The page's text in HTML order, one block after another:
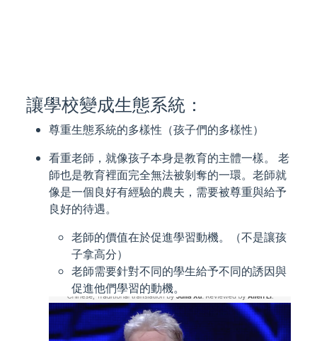
讓學校變成生態系統：
尊重生態系統的多樣性（孩子們的多樣性）
看重老師，就像孩子本身是教育的主體一樣。 老
師也是教育裡面完全無法被剝奪的一環。老師就
像是一個良好有經驗的農夫，需要被尊重與給予
良好的待遇。
老師的價值在於促進學習動機。（不是讓孩
子拿高分）
老師需要針對不同的學生給予不同的誘因與
促進他們學習的動機。